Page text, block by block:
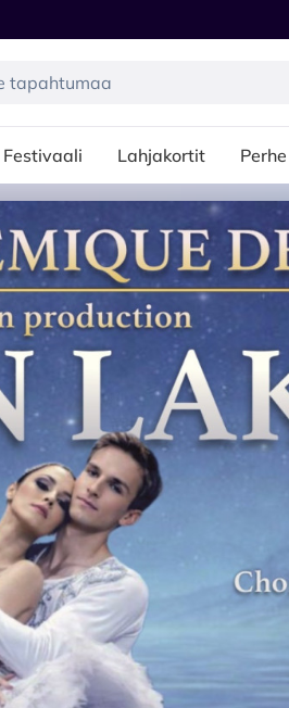
Festivaali Lahjakortit Perhe